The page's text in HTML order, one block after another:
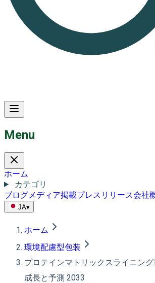
Menu
ホーム
カテゴリ
ブログメディア掲載プレスリリース会社
JA▾
ホーム
環境配慮型包装
プロテインマトリックスライニン
成長と予測 2033